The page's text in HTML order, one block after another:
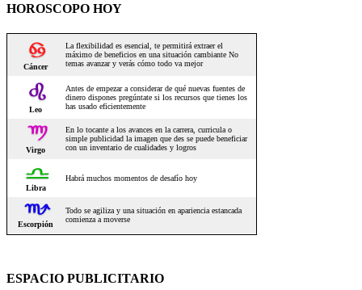
HOROSCOPO HOY
ESPACIO PUBLICITARIO